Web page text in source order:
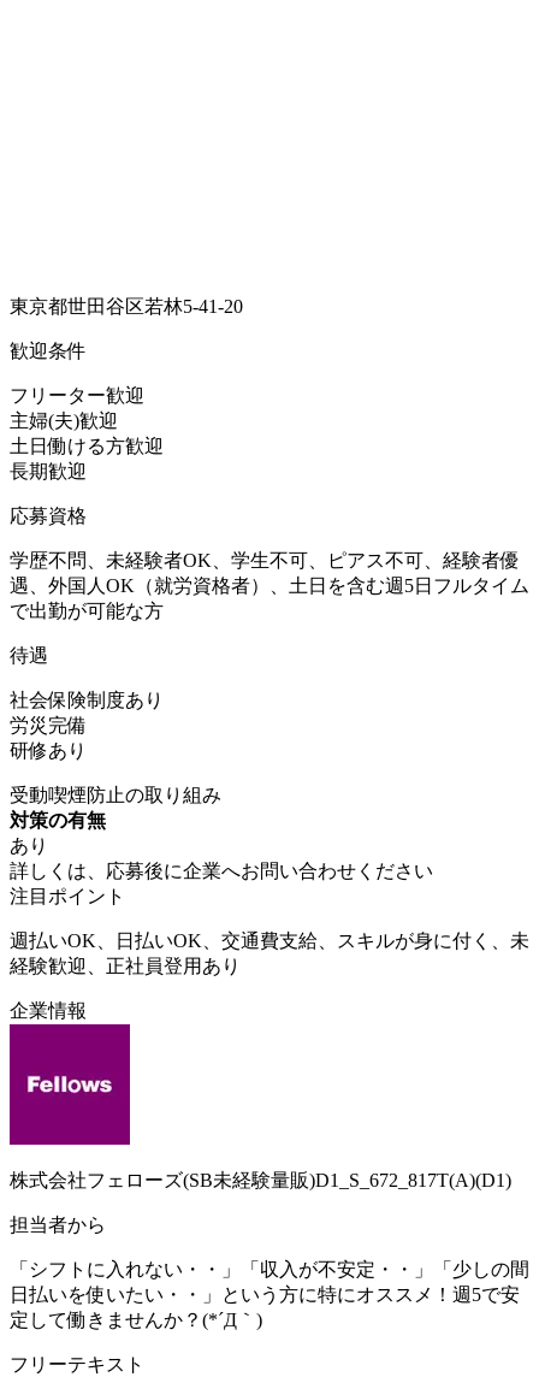
東京都世田谷区若林5-41-20
歓迎条件
フリーター歓迎
主婦(夫)歓迎
土日働ける方歓迎
長期歓迎
応募資格
学歴不問、未経験者OK、学生不可、ピアス不可、経験者優
遇、外国人OK（就労資格者）、土日を含む週5日フルタイム
で出勤が可能な方
待遇
社会保険制度あり
労災完備
研修あり
受動喫煙防止の取り組み
対策の有無
あり
詳しくは、応募後に企業へお問い合わせください
注目ポイント
週払いOK、日払いOK、交通費支給、スキルが身に付く、未
経験歓迎、正社員登用あり
企業情報
株式会社フェローズ(SB未経験量販)D1_S_672_817T(A)(D1)
担当者から
「シフトに入れない・・」「収入が不安定・・」「少しの間
日払いを使いたい・・」という方に特にオススメ！週5で安
定して働きませんか？(*´Д｀)
フリーテキスト